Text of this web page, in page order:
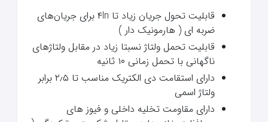
قابلیت تحول جریان زیاد تا ۴ln برای جریان‌های
ضربه ای ( هارمونیک دار )
قابلیت تحمل ولتاژ نسبتا زیاد در مقابل ولتاژهای
ناگهانی با تحمل زمانی ۱۰ ثانیه
دارای استقامت دی الکتریک مناسب تا ۲٫۵ برابر
ولتاژ اسمی
دارای مقاومت تخلیه داخلی و فیوز های